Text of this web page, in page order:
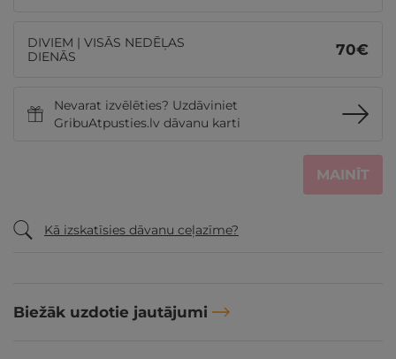
DIVIEM | VISĀS NEDĒĻAS
DIENĀS
70€
Nevarat izvēlēties? Uzdāviniet
GribuAtpusties.lv dāvanu karti
MAINĪT
Kā izskatīsies dāvanu ceļazīme?
Biežāk uzdotie jautājumi